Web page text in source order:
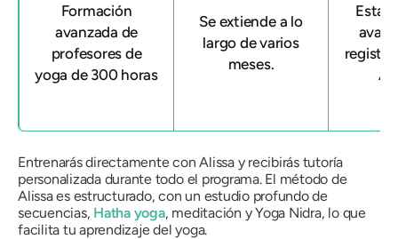
Formación
avanzada de
profesores de
yoga de 300 horas
Se extiende a lo
largo de varios
meses.
Esta
Entrenarás directamente con Alissa y recibirás tutoría
personalizada durante todo el programa. El método de
Alissa es estructurado, con un estudio profundo de
secuencias, Hatha yoga, meditación y Yoga Nidra, lo que
facilita tu aprendizaje del yoga.